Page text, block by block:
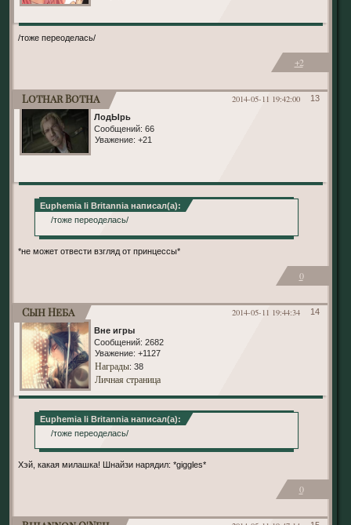
/тоже переоделась/
+2
13
2014-05-11 19:42:00
Lothar Botha
ЛодЫрь
Сообщений: 66
Уважение: +21
Euphemia li Britannia написал(а):
/тоже переоделась/
*не может отвести взгляд от принцессы*
0
14
2014-05-11 19:44:34
Сын Неба
Вне игры
Сообщений: 2682
Уважение: +1127
Награды: 38
Личная страница
Euphemia li Britannia написал(а):
/тоже переоделась/
Хэй, какая милашка! Шнайзи нарядил: *giggles*
0